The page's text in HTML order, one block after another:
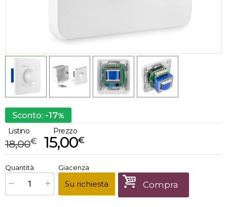
Sconto: -17%
Listino
€
18,00
Prezzo
€
15,00
x1 Prezzo finale:€15,00
Quantità Giacenza
Su richiesta Compra